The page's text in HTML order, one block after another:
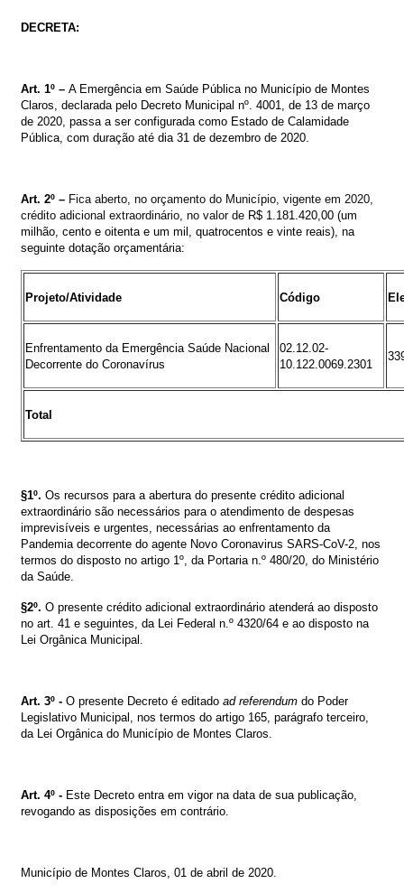
DECRETA:
Art. 1º – A Emergência em Saúde Pública no Município de Montes
Claros, declarada pelo Decreto Municipal nº. 4001, de 13 de março
de 2020, passa a ser configurada como Estado de Calamidade
Pública, com duração até dia 31 de dezembro de 2020.
Art. 2º – Fica aberto, no orçamento do Município , vigente em 2020,
crédito adicional extraordinário no valor de R$ 1.181.420,00 (um
milhão, cento e oitenta e um mil, quatrocentos e vinte reais) , na
seguinte dotação orçamentária:
Projeto/Atividade Código
Enfrentamento da Emergência Saúde Nacional
Decorrente do Coronavírus
02.12.02-
10.122.0069.2301
Total
§1º. Os recursos para a abertura do presente crédito adicional
extraordinário são necessários para o atendimento de despesas
imprevisíveis e urgentes, necessárias ao enfrentamento da
Pandemia decorrente do agente Novo Coronavirus SARS-CoV-2, nos
termos do disposto no artigo 1º, da Portaria n.º 480/20, do Ministério
da Saúde.
§2º. O presente crédito adicional extraordinário atenderá ao disposto
no art. 41 e seguintes, da Lei Federal n.º 4320/64 e ao disposto na
Lei Orgânica Municipal.
Art. 3º - O presente Decreto é editado ad referendum do Poder
Legislativo Municipal, nos termos do artigo 165, parágrafo terceiro,
da Lei Orgânica do Município de Montes Claros.
Art. 4º - Este Decreto entra em vigor na data de sua publicação,
revogando as disposições em contrário.
Município de Montes Claros, 01 de abril de 2020.